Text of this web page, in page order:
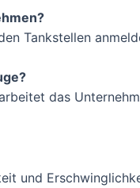
Tankstellen
das
und